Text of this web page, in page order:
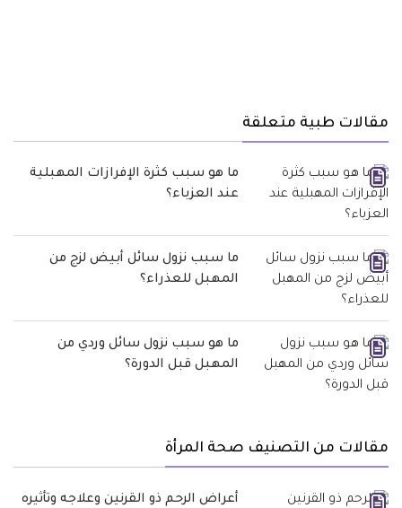
مقالات طبية متعلقة
ما هو سبب كثرة الإفرازات المهبلية
عند العزباء؟
ما سبب نزول سائل أبيض لزج من
المهبل للعذراء؟
ما هو سبب نزول سائل وردي من
المهبل قبل الدورة؟
مقالات من التصنيف صحة المرأة
أعراض الرحم ذو القرنين وعلاجه وتأثيره